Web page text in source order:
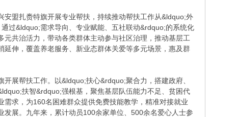
盟扎赉特旗开展专业帮扶，持续推动帮扶工作从&ldquo;外
过&ldquo;需求导向、专业赋能、五社联动&rdquo;的系统化
共治活力，带动各类群体主动参与社区治理，推动基层工
伸，覆盖养老服务、新业态群体关爱等多元场景，惠及群
展帮扶工作。以&ldquo;扶心&rdquo;聚合力，搭建政府、
扶智&rdquo;强根基，聚焦基层队伍能力不足、贫困代
求，为160名困难群众提供免费技能教学，精准对接就业
展。九年来，累计动员100余家单位、500余名爱心人士参